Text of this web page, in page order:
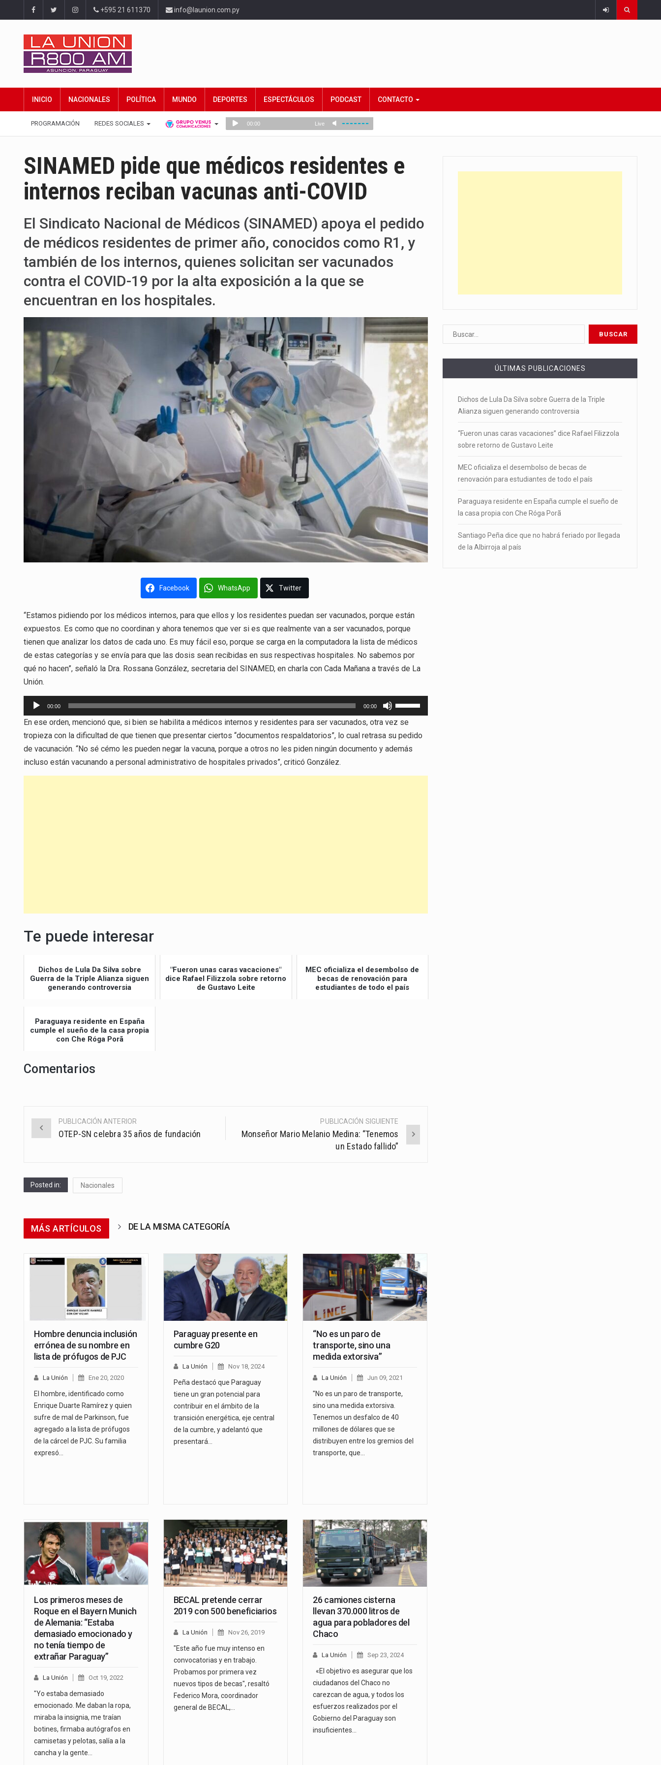
+595 21 611370 info@launion.com.py
INICIO NACIONALES POLÍTICA MUNDO DEPORTES ESPECTÁCULOS PODCAST CONTACTO
PROGRAMACIÓN REDES SOCIALES
SINAMED pide que médicos residentes e
internos reciban vacunas anti-COVID
El Sindicato Nacional de Médicos (SINAMED) apoya el pedido
de médicos residentes de primer año, conocidos como R1, y
también de los internos, quienes solicitan ser vacunados
contra el COVID-19 por la alta exposición a la que se
encuentran en los hospitales.
Facebook WhatsApp Twitter
“Estamos pidiendo por los médicos internos, para que ellos y los residentes puedan ser vacunados, porque están
expuestos. Es como que no coordinan y ahora tenemos que ver si es que realmente van a ser vacunados, porque
tienen que analizar los datos de cada uno. Es muy fácil eso, porque se carga en la computadora la lista de médicos
de estas categorías y se envía para que las dosis sean recibidas en sus respectivas hospitales. No sabemos por
qué no hacen”, señaló la Dra. Rossana González, secretaria del SINAMED, en charla con Cada Mañana a través de La
Unión.
Reproductor
de
audio
00:00 00:00
las
teclas
de
flecha
para
En ese orden, mencionó que, si bien se habilita a médicos internos y residentes para ser vacunados, otra vez se
tropieza con la dificultad de que tienen que presentar ciertos “documentos respaldatorios”, lo cual retrasa su pedido
de vacunación. “No sé cémo les pueden negar la vacuna, porque a otros no les piden ningún documento y además
incluso están vacunando a personal administrativo de hospitales privados”, criticó González.
Te puede interesar
Dichos de Lula Da Silva sobre
Guerra de la Triple Alianza siguen
generando controversia
"Fueron unas caras vacaciones"
dice Rafael Filizzola sobre retorno
de Gustavo Leite
MEC oficializa el desembolso de
becas de renovación para
estudiantes de todo el país
Paraguaya residente en España
cumple el sueño de la casa propia
con Che Róga Porã
Comentarios
Post
PUBLICACIÓN ANTERIOR
OTEP-SN celebra 35 años de fundación
PUBLICACIÓN SIGUIENTE
Monseñor Mario Melanio Medina: “Tenemos
un Estado fallido”
Posted in: Nacionales
MÁS ARTÍCULOS DE LA MISMA CATEGORÍA
Hombre denuncia inclusión
errónea de su nombre en
lista de prófugos de PJC
La Unión Ene 20, 2020
El hombre, identificado como
Enrique Duarte Ramírez y quien
sufre de mal de Parkinson, fue
agregado a la lista de prófugos
de la cárcel de PJC. Su familia
expresó…
Paraguay presente en
cumbre G20
La Unión Nov 18, 2024
Peña destacó que Paraguay
tiene un gran potencial para
contribuir en el ámbito de la
transición energética, eje central
de la cumbre, y adelantó que
presentará…
“No es un paro de
transporte, sino una
medida extorsiva”
La Unión Jun 09, 2021
"No es un paro de transporte,
sino una medida extorsiva.
Tenemos un desfalco de 40
millones de dólares que se
distribuyen entre los gremios del
transporte, que…
Los primeros meses de
Roque en el Bayern Munich
de Alemania: “Estaba
demasiado emocionado y
no tenía tiempo de
extrañar Paraguay”
La Unión Oct 19, 2022
"Yo estaba demasiado
emocionado. Me daban la ropa,
miraba la insignia, me traían
botines, firmaba autógrafos en
camisetas y pelotas, salía a la
cancha y la gente…
BECAL pretende cerrar
2019 con 500 beneficiarios
La Unión Nov 26, 2019
"Este año fue muy intenso en
convocatorias y en trabajo.
Probamos por primera vez
nuevos tipos de becas", resaltó
Federico Mora, coordinador
general de BECAL,…
26 camiones cisterna
llevan 370.000 litros de
agua para pobladores del
Chaco
La Unión Sep 23, 2024
«El objetivo es asegurar que los
ciudadanos del Chaco no
carezcan de agua, y todos los
esfuerzos realizados por el
Gobierno del Paraguay son
insuficientes…
ÚLTIMAS PUBLICACIONES
Dichos de Lula Da Silva sobre Guerra de la Triple
Alianza siguen generando controversia
“Fueron unas caras vacaciones” dice Rafael Filizzola
sobre retorno de Gustavo Leite
MEC oficializa el desembolso de becas de
renovación para estudiantes de todo el país
Paraguaya residente en España cumple el sueño de
la casa propia con Che Róga Porã
Santiago Peña dice que no habrá feriado por llegada
de la Albirroja al país